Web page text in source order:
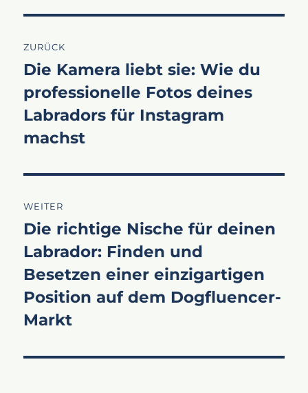
ZURÜCK
Vorheriger
Beitrag:
Die Kamera liebt sie: Wie du
professionelle Fotos deines
Labradors für Instagram
machst
WEITER
Nächster
Beitrag:
Die richtige Nische für deinen
Labrador: Finden und
Besetzen einer einzigartigen
Position auf dem Dogfluencer-
Markt